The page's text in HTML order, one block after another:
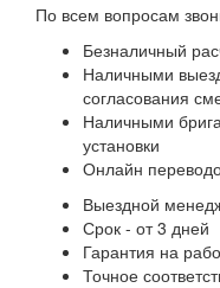
По всем вопросам
Безналичный
Наличными
согласования
Наличными
установки
Онлайн
Выездной
Срок - от 3 дней
Гарантия на
Точное